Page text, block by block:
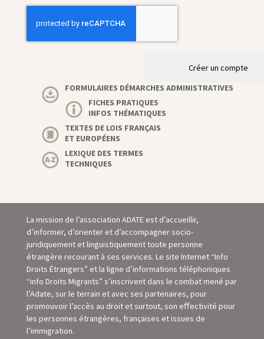
Créer un compte
FORMULAIRES DÉMARCHES ADMINISTRATIVES
FICHES PRATIQUES
INFOS THÉMATIQUES
TEXTES DE LOIS FRANÇAIS
ET EUROPÉENS
LEXIQUE DES TERMES
TECHNIQUES
La mission de l’association ADATE est d’accueillir,
d’informer, d’orienter et d’accompagner socio-
juridiquement et linguistiquement toute personne
étrangère recourant à ses services. Le site Internet “Info
Droits Étrangers” et la ligne d’informations téléphoniques
“info Droits Migrants” s’inscrivent dans le combat mené par
l’Adate, sur le terrain et avec ses partenaires, pour
promouvoir l’accès au droit et surtout, son eﬀectivité pour
les personnes étrangères, françaises et issues de
l’immigration.